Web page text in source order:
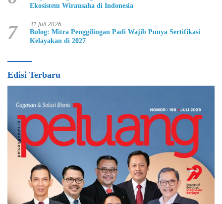
Ekosistem Wirausaha di Indonesia
7 31 Juli 2026
Bulog: Mitra Penggilingan Padi Wajib Punya Sertifikasi
Kelayakan di 2027
Edisi Terbaru